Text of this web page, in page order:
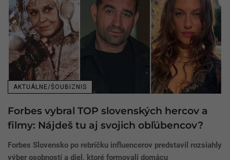
AKTUÁLNE/ŠOUBIZNIS
Forbes vybral TOP slovenských hercov a
filmy: Nájdeš tu aj svojich obľúbencov?
Forbes Slovensko po rebríčku influencerov predstavil rozsiahly
výber osobností a diel, ktoré formovali domácu